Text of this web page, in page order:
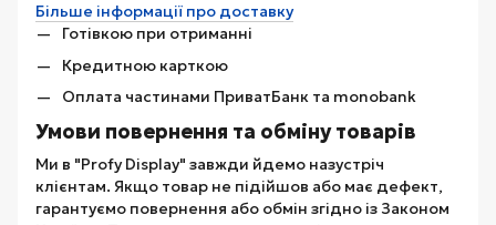
Більше інформації про доставку
Готівкою при отриманні
Кредитною карткою
Оплата частинами ПриватБанк та monobank
Умови повернення та обміну товарів
Ми в "Profy Display" завжди йдемо назустріч
клієнтам. Якщо товар не підійшов або має дефект,
гарантуємо повернення або обмін згідно із Законом